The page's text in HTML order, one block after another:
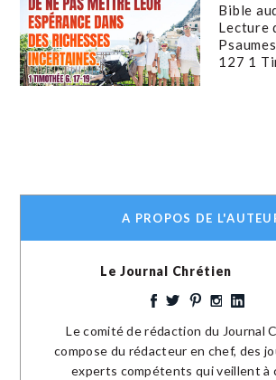
Bible
Lecture
127 1
A PROPOS DE
Le Journal Chrétien
Le comité de rédaction du Journal
compose du rédacteur en chef, des
experts compétents qui veillent à